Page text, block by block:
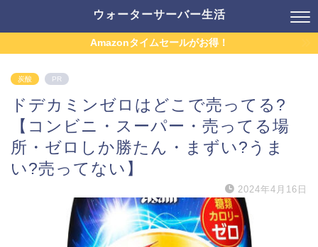
ウォーターサーバー生活
Amazonタイムセールがお得！
炭酸 PR
ドデカミンゼロはどこで売ってる?
【コンビニ・スーパー・売ってる場
所・ゼロしか勝たん・まずい?うま
い?売ってない】
2024年4月16日